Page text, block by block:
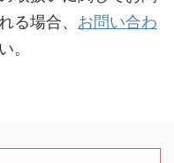
る場合、 お問い合わ
。